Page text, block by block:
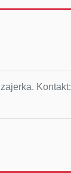
Kontakt: